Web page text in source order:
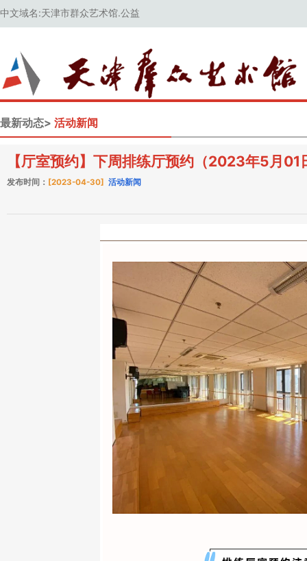
中文域名:天津市群众艺术馆.公益
最新动态> 活动新闻
【厅室预约】下周排练厅预约（2023年5月
发布时间： [2023-04-30] 活动新闻